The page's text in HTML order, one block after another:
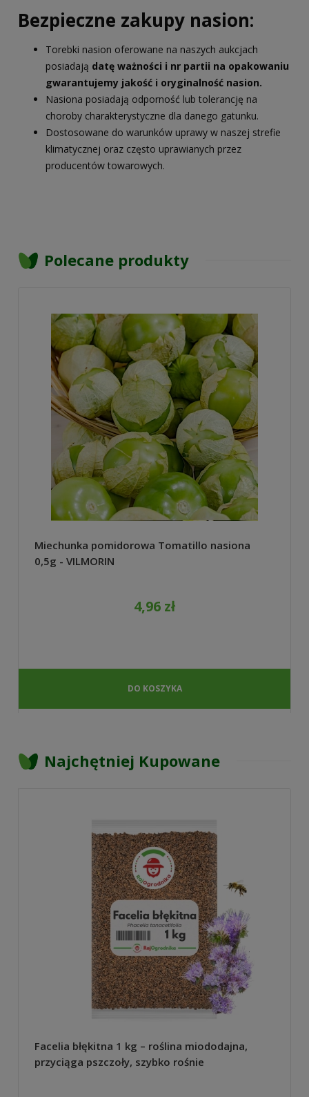
Bezpieczne zakupy nasion:
Torebki nasion oferowane na naszych aukcjach
posiadają datę ważności i nr partii na opakowaniu
gwarantujemy jakość i oryginalność nasion.
Nasiona posiadają odporność lub tolerancję na
choroby charakterystyczne dla danego gatunku.
Dostosowane do warunków uprawy w naszej strefie
klimatycznej oraz często uprawianych przez
producentów towarowych.
Polecane produkty
Miechunka pomidorowa Tomatillo nasiona
0,5g - VILMORIN
4,96 zł
DO KOSZYKA
Najchętniej Kupowane
Facelia błękitna 1 kg – roślina miododajna,
przyciąga pszczoły, szybko rośnie